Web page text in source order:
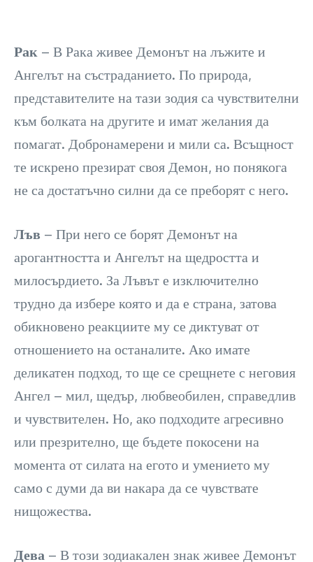
Рак – В Рака живее Демонът на лъжите и
Ангелът на състраданието. По природа,
представителите на тази зодия са чувствителни
към болката на другите и имат желания да
помагат. Добронамерени и мили са. Всъщност
те искрено презират своя Демон, но понякога
не са достатъчно силни да се преборят с него.
Лъв – При него се борят Демонът на
арогантността и Ангелът на щедростта и
милосърдието. За Лъвът е изключително
трудно да избере която и да е страна, затова
обикновено реакциите му се диктуват от
отношението на останалите. Ако имате
деликатен подход, то ще се срещнете с неговия
Ангел – мил, щедър, любвеобилен, справедлив
и чувствителен. Но, ако подходите агресивно
или презрително, ще бъдете покосени на
момента от силата на егото и умението му
само с думи да ви накара да се чувствате
нищожества.
Дева – В този зодиакален знак живее Демонът